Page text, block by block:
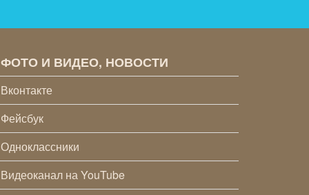
ФОТО И ВИДЕО, НОВОСТИ
Вконтакте
Фейсбук
Одноклассники
Видеоканал на YouTube